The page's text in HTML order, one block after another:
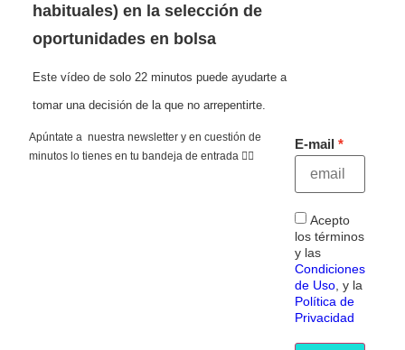
habituales) en la selección de
oportunidades en bolsa
Este vídeo de solo 22 minutos puede ayudarte a
tomar una decisión de la que no arrepentirte.
Apúntate a nuestra newsletter y en cuestión de
minutos lo tienes en tu bandeja de entrada 👇🏻
E-mail
Acepto
los términos
y las
Condiciones
de Uso, y la
Política de
Privacidad